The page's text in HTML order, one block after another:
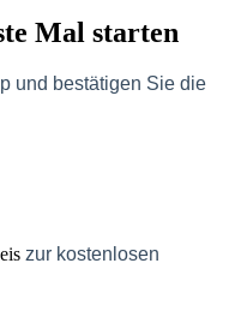
Mal starten
und bestätigen Sie die
zur kostenlosen